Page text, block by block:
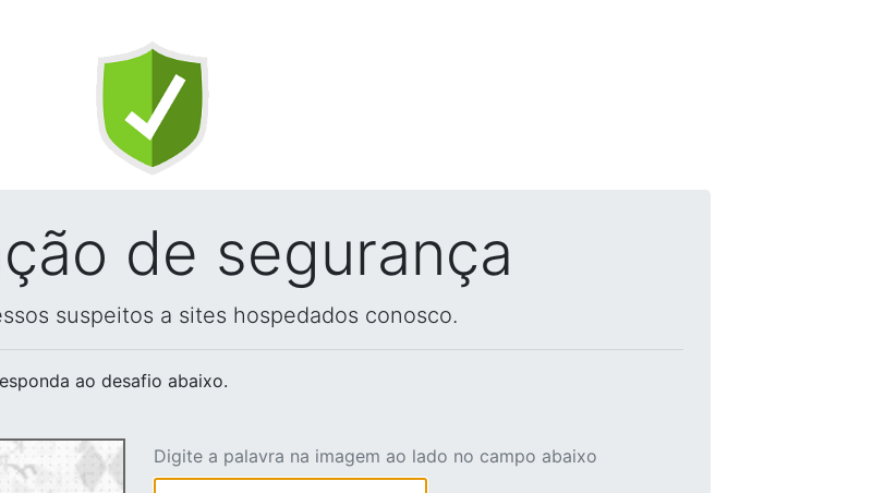
de segurança
suspeitos a sites hospedados conosco.
ao desafio abaixo.
Digite a palavra na imagem ao lado no campo abaixo